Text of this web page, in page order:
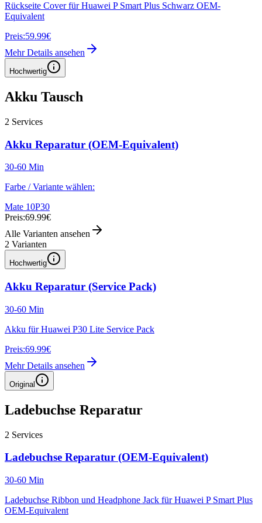
Rückseite Cover für Huawei P Smart Plus Schwarz OEM-
Equivalent
Preis:59.99€
Mehr Details ansehen
Hochwertig
Akku Tausch
2 Services
Akku Reparatur (OEM-Equivalent)
30-60 Min
Farbe / Variante wählen:
Mate 10P30
Preis:69.99€
Alle Varianten ansehen
2 Varianten
Hochwertig
Akku Reparatur (Service Pack)
30-60 Min
Akku für Huawei P30 Lite Service Pack
Preis:69.99€
Mehr Details ansehen
Original
Ladebuchse Reparatur
2 Services
Ladebuchse Reparatur (OEM-Equivalent)
30-60 Min
Ladebuchse Ribbon und Headphone Jack für Huawei P Smart Plus
OEM-Equivalent